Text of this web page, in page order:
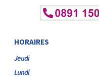
HORAIRES
Jeudi
Lundi